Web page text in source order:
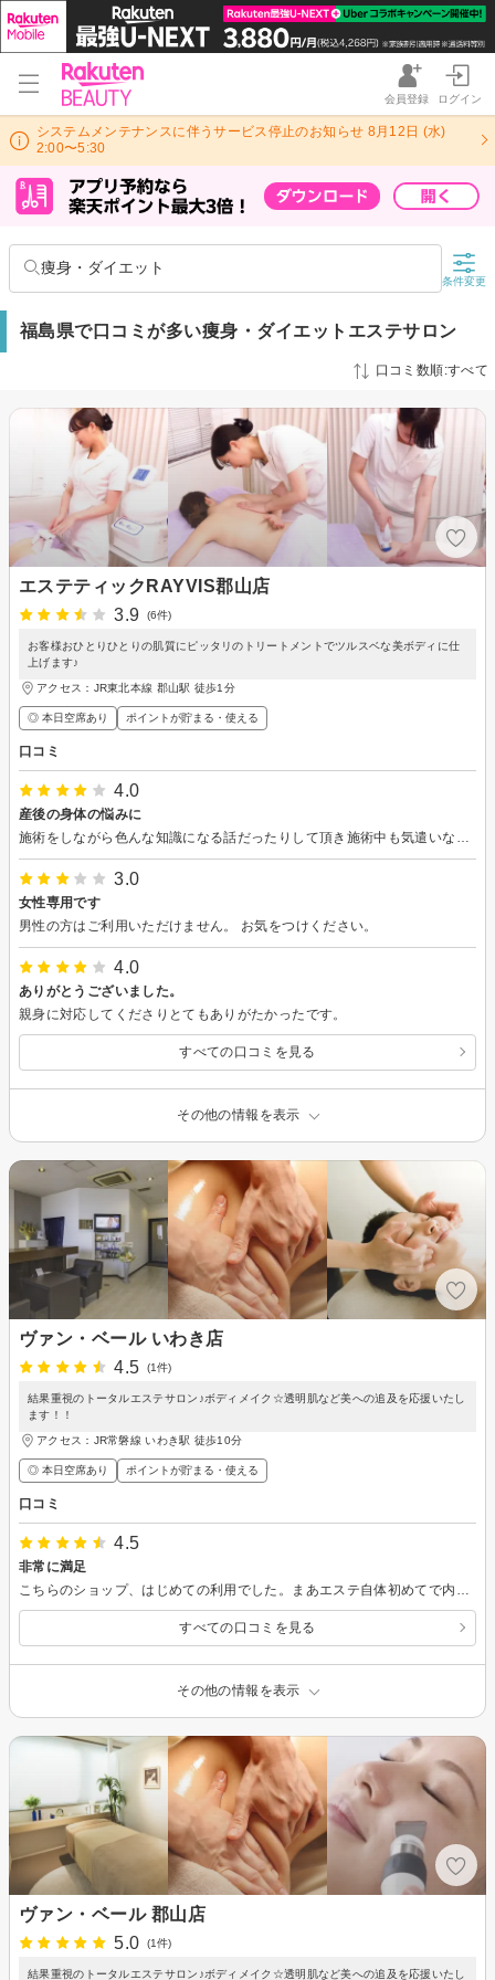
会員登録 ログイン
システムメンテナンスに伴うサービス停止のお知らせ 8月12日 (水)
2:00〜5:30
痩身・ダイエット
条件変更
福島県で口コミが多い痩身・ダイエットエステサロン
口コミ数順:すべて
エステティックRAYVIS郡山店
3.9
(6件)
お客様おひとりひとりの肌質にピッタリのトリートメントでツルスベな美ボディに仕
上げます♪
アクセス：JR東北本線 郡山駅 徒歩1分
◎ 本日空席あり ポイントが貯まる・使える
口コミ
4.0
産後の身体の悩みに
3.0
女性専用です
男性の方はご利用いただけません。 お気をつけください。
4.0
ありがとうございました。
親身に対応してくださりとてもありがたかったです。
すべての口コミを見る
その他の情報を表示
ヴァン・ベール いわき店
4.5
(1件)
結果重視のトータルエステサロン♪ボディメイク☆透明肌など美への追及を応援いたし
ます！！
アクセス：JR常磐線 いわき駅 徒歩10分
◎ 本日空席あり ポイントが貯まる・使える
口コミ
4.5
非常に満足
すべての口コミを見る
その他の情報を表示
ヴァン・ベール 郡山店
5.0
(1件)
結果重視のトータルエステサロン♪ボディメイク☆透明肌など美への追及を応援いたし